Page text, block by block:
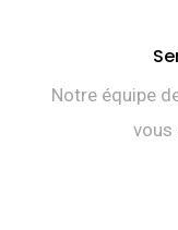
Notre équipe
vous